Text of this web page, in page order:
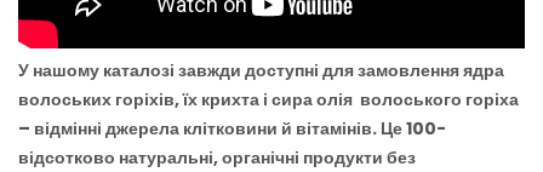
У нашому каталозі завжди доступні для замовлення ядра
волоських горіхів, їх крихта і сира олія волоського горіха
– відмінні джерела клітковини й вітамінів. Це 100-
відсотково натуральні, органічні продукти без